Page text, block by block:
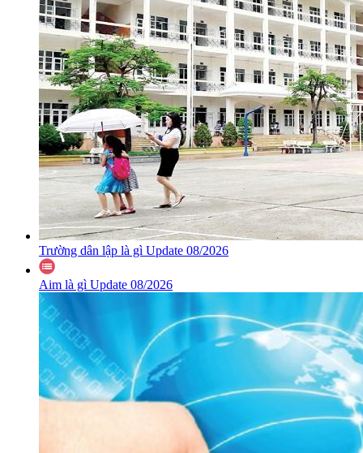
Trường dân lập là gì Update 08/2026
Aim là gì Update 08/2026